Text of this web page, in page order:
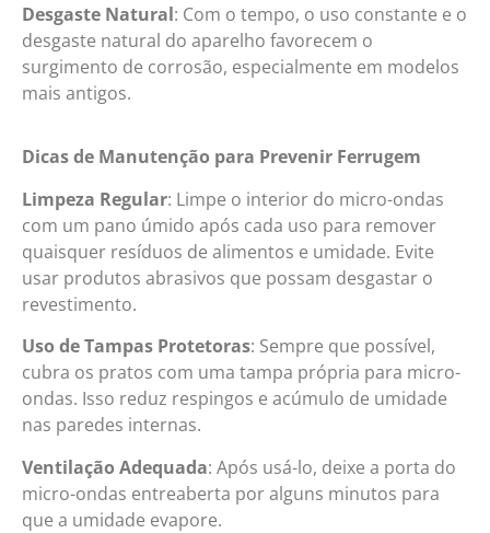
Desgaste Natural: Com o tempo, o uso constante e o
desgaste natural do aparelho favorecem o
surgimento de corrosão, especialmente em modelos
mais antigos.
Dicas de Manutenção para Prevenir Ferrugem
Limpeza Regular: Limpe o interior do micro-ondas
com um pano úmido após cada uso para remover
quaisquer resíduos de alimentos e umidade. Evite
usar produtos abrasivos que possam desgastar o
revestimento.
Uso de Tampas Protetoras: Sempre que possível,
cubra os pratos com uma tampa própria para micro-
ondas. Isso reduz respingos e acúmulo de umidade
nas paredes internas.
Ventilação Adequada: Após usá-lo, deixe a porta do
micro-ondas entreaberta por alguns minutos para
que a umidade evapore.